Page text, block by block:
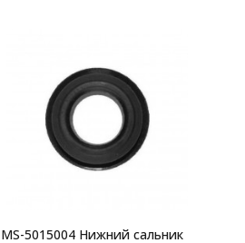
MS-5015004 Нижний сальник